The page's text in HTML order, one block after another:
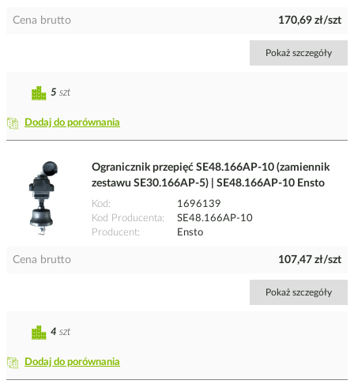
Cena brutto 170,69 zł/szt
Pokaż szczegóły
Dodaj do porównania
5 szt
Ogranicznik przepięć SE48.166AP-10 (zamiennik
zestawu SE30.166AP-5) | SE48.166AP-10 Ensto
Kod
1696139
Kod Producenta
SE48.166AP-10
Producent
Ensto
Cena brutto 107,47 zł/szt
Pokaż szczegóły
Dodaj do porównania
4 szt